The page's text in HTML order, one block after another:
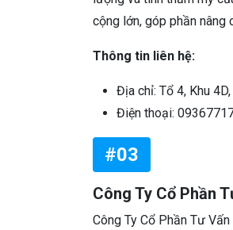
cộng lớn, góp phần nâng
Thông tin liên hệ:
Địa chỉ: Tổ 4, Khu
Điện thoại:
#03
Công Ty Cổ Phần
Công Ty Cổ Phần Tư